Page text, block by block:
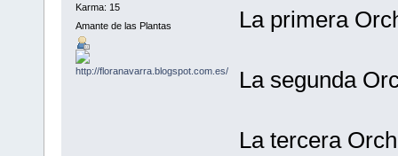
Karma: 15
Amante de las Plantas
La primera
La segunda
La tercera